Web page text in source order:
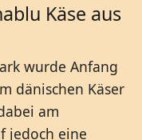
Käse aus
wurde Anfang
dänischen Käser
am
jedoch eine